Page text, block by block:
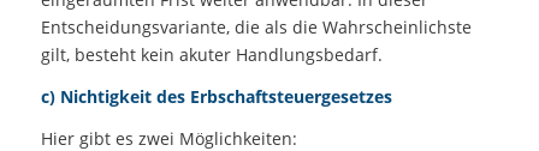
Entscheidungsvariante, die als die Wahrscheinlichste
gilt, besteht kein akuter Handlungsbedarf.
c) Nichtigkeit des Erbschaftsteuergesetzes
Hier gibt es zwei Möglichkeiten: